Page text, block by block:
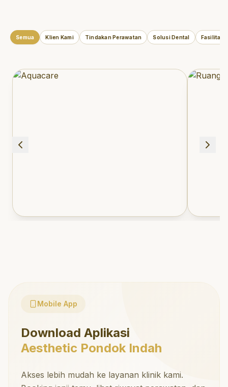
Semua Klien Kami Tindakan Perawatan Solusi Dental Fasilitas
Mobile App
Download Aplikasi
Aesthetic Pondok Indah
Akses lebih mudah ke layanan klinik kami.